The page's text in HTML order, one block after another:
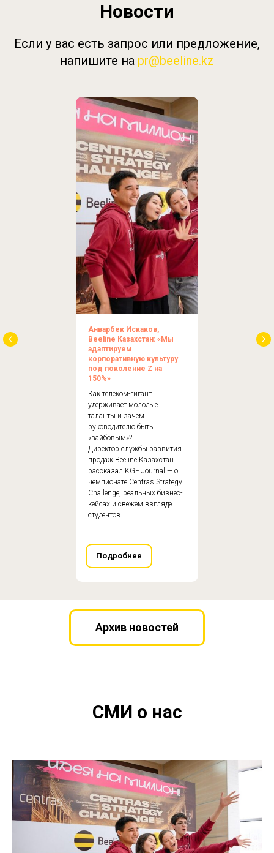
Новости
Если у вас есть запрос или предложение,
напишите на pr@beeline.kz
Анварбек Искаков,
Beeline Казахстан: «Мы
адаптируем
корпоративную культуру
под поколение Z на
150%»
Как телеком-гигант
удерживает молодые
таланты и зачем
руководителю быть
«вайбовым»?
Директор службы развития
продаж Beeline Казахстан
рассказал KGF Journal — о
чемпионате Centras Strategy
Challenge, реальных бизнес-
кейсах и свежем взгляде
студентов.
Подробнее
Архив новостей
СМИ о нас